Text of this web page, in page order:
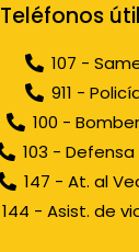
Teléfonos
107 -
911 -
100 -
103 - Defensa
147 - At. al
144 - Asist. de